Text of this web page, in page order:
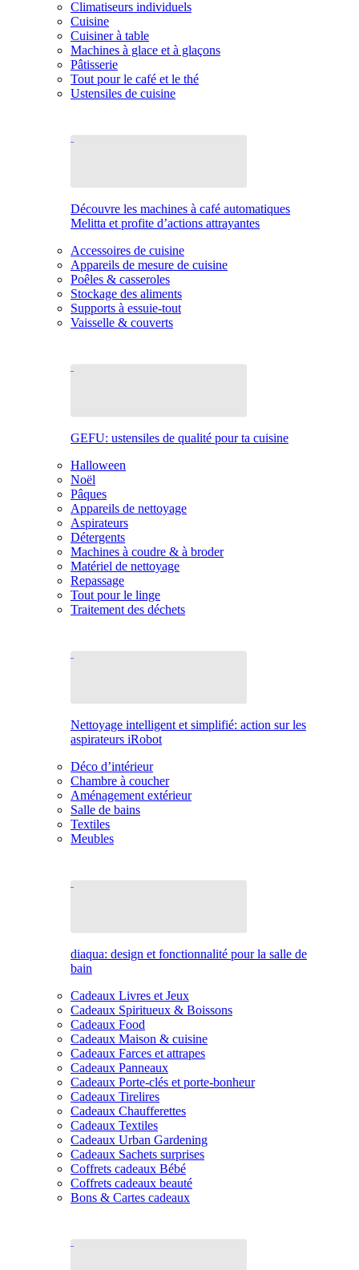
Climatiseurs individuels
Cuisine
Cuisiner à table
Machines à glace et à glaçons
Pâtisserie
Tout pour le café et le thé
Ustensiles de cuisine
Découvre les machines à café automatiques
Melitta et profite d’actions attrayantes
Accessoires de cuisine
Appareils de mesure de cuisine
Poêles & casseroles
Stockage des aliments
Supports à essuie-tout
Vaisselle & couverts
GEFU: ustensiles de qualité pour ta cuisine
Halloween
Noël
Pâques
Appareils de nettoyage
Aspirateurs
Détergents
Machines à coudre & à broder
Matériel de nettoyage
Repassage
Tout pour le linge
Traitement des déchets
Nettoyage intelligent et simplifié: action sur les
aspirateurs iRobot
Déco d’intérieur
Chambre à coucher
Aménagement extérieur
Salle de bains
Textiles
Meubles
diaqua: design et fonctionnalité pour la salle de
bain
Cadeaux Livres et Jeux
Cadeaux Spiritueux & Boissons
Cadeaux Food
Cadeaux Maison & cuisine
Cadeaux Farces et attrapes
Cadeaux Panneaux
Cadeaux Porte-clés et porte-bonheur
Cadeaux Tirelires
Cadeaux Chaufferettes
Cadeaux Textiles
Cadeaux Urban Gardening
Cadeaux Sachets surprises
Coffrets cadeaux Bébé
Coffrets cadeaux beauté
Bons & Cartes cadeaux